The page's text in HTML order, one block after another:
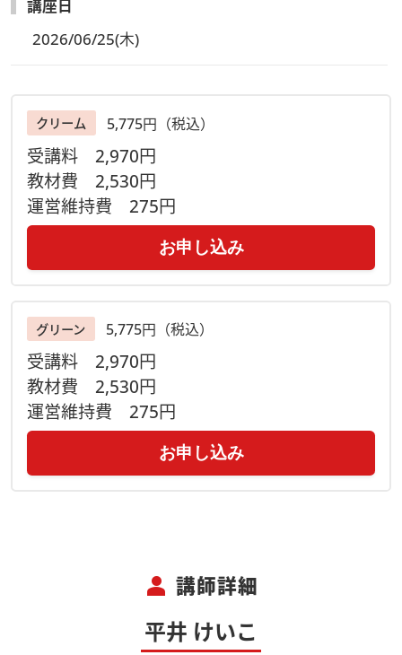
【見逃し配信があります】
・当日配信した講習のアーカイブをご視聴いただけます。
方法は事前にお届けする「ご案内用紙」に記載しています。
※質問はLIVE配信中のみ受付いたします。ご了承ください。
＜視聴期間は2026年7月31日(金)迄＞
【事前にお届けするもの】
・材料キット、テキスト、ご案内用紙（レッスン参加方法
ZoomURLやID・アーカイブ視聴方法など）
※講座開講の約1週間前に佐川急便にてヴォーグ学園より発
送予定。お届け着日は地域により差がございます。
・ビデオ・Ｗｅｂ会議アプリケーション「Zoomウェビナー」
を使用します。
※受講生皆様は画面に映る事はありません。
【注意事項】
◆Zoomのサービス、機能、セキュリティ等を各自ご理解いた
だいた上でご参加ください。参加方法・接続環境については
ちらをご確認ください。
３日以内にご連絡ください。尚、不備のあったキットは不備内
講座日
2026/06/25(木)
クリーム 5,775円（税込）
受講料 2,970円
教材費 2,530円
運営維持費 275円
お申し込み
グリーン 5,775円（税込）
受講料 2,970円
教材費 2,530円
運営維持費 275円
お申し込み
person 講師詳細
平井 けいこ